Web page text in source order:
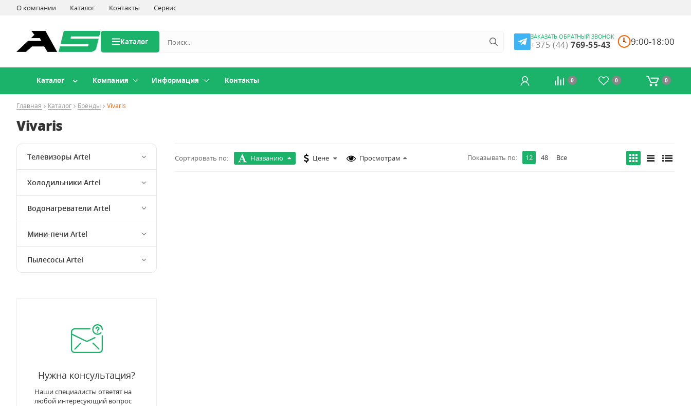
О компании Каталог Контакты Сервис
Каталог
ЗАКАЗАТЬ ОБРАТНЫЙ ЗВОНОК
+375 (44) 769-55-43 9:00-18:00
Каталог Компания Информация Контакты 0 0 0
Главная Каталог Бренды Vivaris
Vivaris
Телевизоры Artel
Холодильники Artel
Водонагреватели Artel
Мини-печи Artel
Пылесосы Artel
Нужна консультация?
Наши специалисты ответят на
любой интересующий вопрос
Сортировать по: Названию Цене Просмотрам Показывать по: 12 48 Все